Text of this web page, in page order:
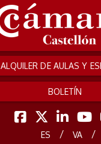
ALQUILER DE AULAS Y
BOLETÍN
ES / VA /